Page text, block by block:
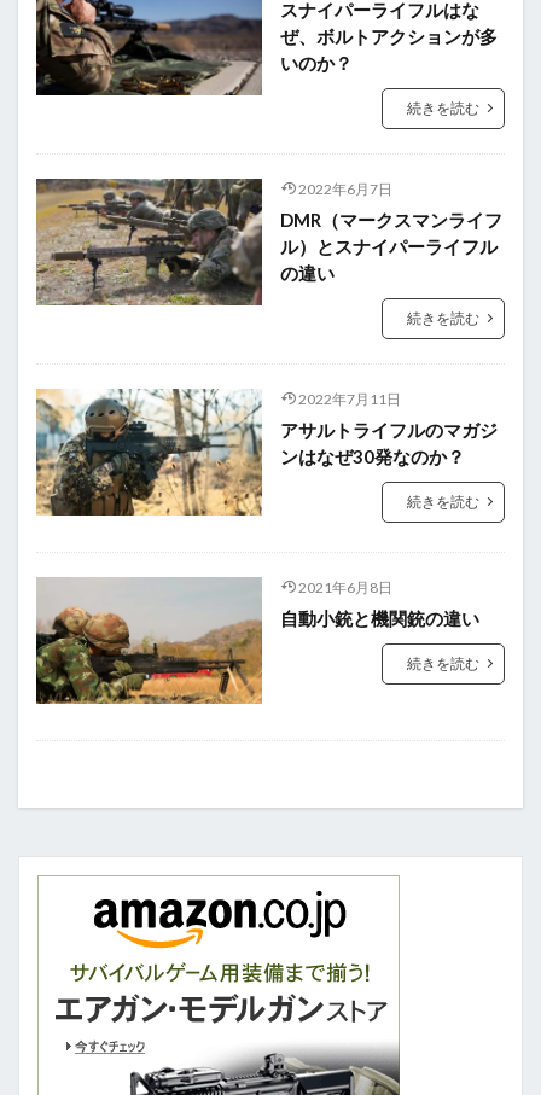
スナイパーライフルはな
ぜ、ボルトアクションが多
いのか？
続きを読む
2022年6月7日
DMR（マークスマンライフ
ル）とスナイパーライフル
の違い
続きを読む
2022年7月11日
アサルトライフルのマガジ
ンはなぜ30発なのか？
続きを読む
2021年6月8日
自動小銃と機関銃の違い
続きを読む